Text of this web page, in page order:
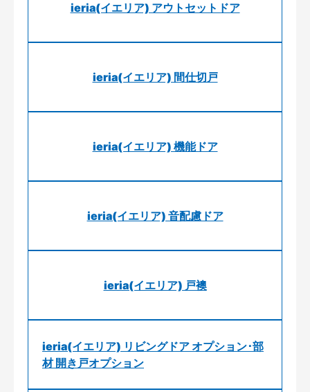
ieria(イエリア) アウトセットドア
ieria(イエリア) 間仕切戸
ieria(イエリア) 機能ドア
ieria(イエリア) 音配慮ドア
ieria(イエリア) 戸襖
ieria(イエリア) リビングドア オプション･部
材 開き戸オプション